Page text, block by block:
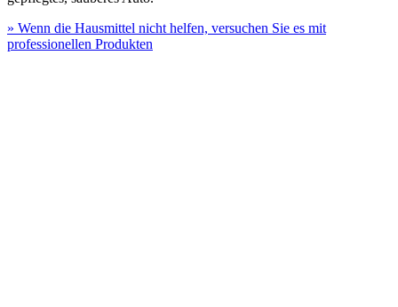
» Wenn die Hausmittel nicht helfen, versuchen Sie es mit
professionellen Produkten